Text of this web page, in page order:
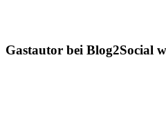
Gastautor bei Blog2Social